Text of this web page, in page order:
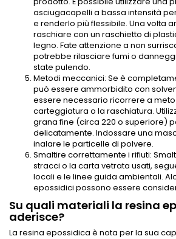
asciugacapelli a bassa intensità
e renderlo più flessibile. Una volta
raschiare con un raschietto di
legno. Fate attenzione a non
potrebbe rilasciare fumi o
state pulendo.
Metodi meccanici: Se è
può essere ammorbidito con
essere necessario ricorrere a
carteggiatura o la raschiatura.
grana fine (circa 220 o superiore)
delicatamente. Indossare una
inalare le particelle di polvere.
Smaltire correttamente i rifiuti:
stracci o la carta vetrata usati,
locali e le linee guida ambientali.
epossidici possono essere
Su quali materiali la resina
aderisce?
La resina epossidica è nota per la sua